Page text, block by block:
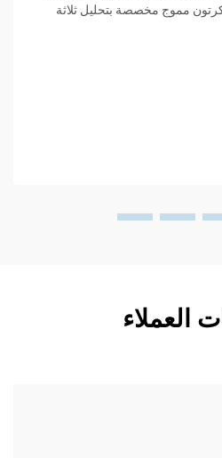
مموج مخصصة بتحليل ثلاثة
شركة با...
العملاء